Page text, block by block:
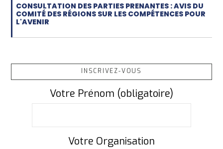
CONSULTATION DES PARTIES PRENANTES : AVIS DU
COMITÉ DES RÉGIONS SUR LES COMPÉTENCES POUR
L'AVENIR
INSCRIVEZ-VOUS
Votre Prénom (obligatoire)
Votre Organisation